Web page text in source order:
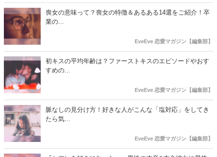
喪女の意味って？喪女の特徴＆あるある14選をご紹介！卒
業の...
EveEve 恋愛マガジン【編集部】
初キスの平均年齢は？ファーストキスのエピソードやおす
すめの...
EveEve 恋愛マガジン【編集部】
脈なしの見分け方！好きな人がこんな「塩対応」をしてき
たら気...
EveEve 恋愛マガジン【編集部】